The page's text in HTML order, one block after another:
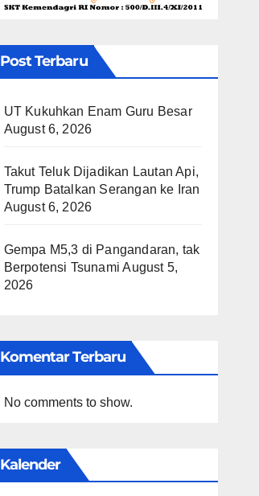
Post Terbaru
UT Kukuhkan Enam Guru Besar
August 6, 2026
Takut Teluk Dijadikan Lautan Api,
Trump Batalkan Serangan ke Iran
August 6, 2026
Gempa M5,3 di Pangandaran, tak
Berpotensi Tsunami August 5,
2026
Komentar Terbaru
No comments to show.
Kalender